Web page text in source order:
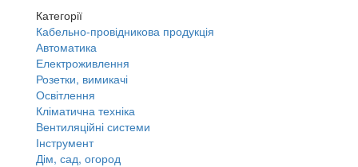
Категорії
Кабельно-провідникова продукція
Автоматика
Електроживлення
Розетки, вимикачі
Освітлення
Кліматична техніка
Вентиляційні системи
Інструмент
Дім, сад, огород